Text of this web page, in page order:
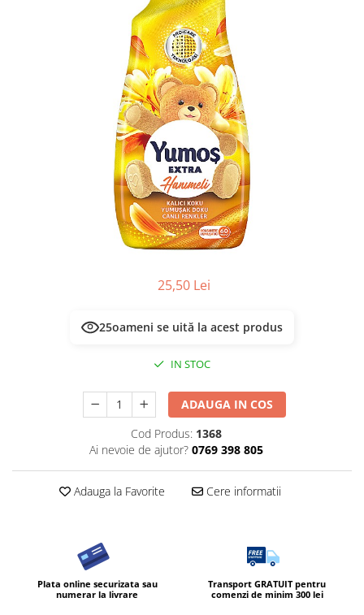
Servetele Umede & Uscate
25,50 Lei
25oameni se uită la acest produs
IN STOC
ADAUGA IN COS
Cod Produs: 1368
Ai nevoie de ajutor? 0769 398 805
Adauga la Favorite Cere informatii
Plata online securizata sau
numerar la livrare
Transport GRATUIT pentru
comenzi de minim 300 lei